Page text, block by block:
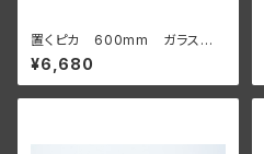
置くピカ 600mm ガラス棚
用
¥6,680